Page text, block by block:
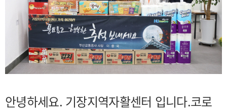
안녕하세요. 기장지역자활센터 입니다.코로